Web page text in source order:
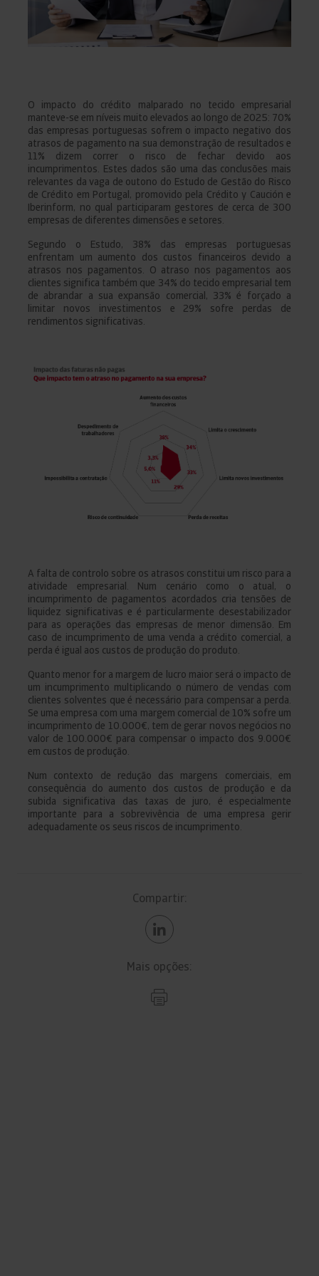
O impacto do crédito malparado no tecido empresarial
manteve-se em níveis muito elevados ao longo de 2025: 70%
das empresas portuguesas sofrem o impacto negativo dos
atrasos de pagamento na sua demonstração de resultados e
11% dizem correr o risco de fechar devido aos
incumprimentos. Estes dados são uma das conclusões mais
relevantes da vaga de outono do Estudo de Gestão do Risco
de Crédito em Portugal, promovido pela Crédito y Caución e
Iberinform, no qual participaram gestores de cerca de 300
empresas de diferentes dimensões e setores.
Segundo o Estudo, 38% das empresas portuguesas
enfrentam um aumento dos custos financeiros devido a
atrasos nos pagamentos. O atraso nos pagamentos aos
clientes significa também que 34% do tecido empresarial tem
de abrandar a sua expansão comercial, 33% é forçado a
limitar novos investimentos e 29% sofre perdas de
rendimentos significativas.
A falta de controlo sobre os atrasos constitui um risco para a
atividade empresarial. Num cenário como o atual, o
incumprimento de pagamentos acordados cria tensões de
liquidez significativas e é particularmente desestabilizador
para as operações das empresas de menor dimensão. Em
caso de incumprimento de uma venda a crédito comercial, a
perda é igual aos custos de produção do produto.
Quanto menor for a margem de lucro maior será o impacto de
um incumprimento multiplicando o número de vendas com
clientes solventes que é necessário para compensar a perda.
Se uma empresa com uma margem comercial de 10% sofre um
incumprimento de 10.000€, tem de gerar novos negócios no
valor de 100.000€ para compensar o impacto dos 9.000€
em custos de produção.
Num contexto de redução das margens comerciais, em
consequência do aumento dos custos de produção e da
subida significativa das taxas de juro, é especialmente
importante para a sobrevivência de uma empresa gerir
adequadamente os seus riscos de incumprimento.
Compartir:
Mais opções: